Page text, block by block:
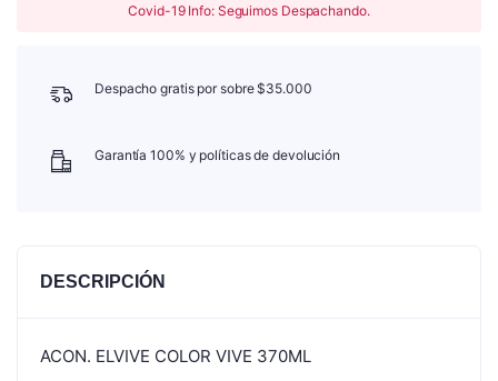
Covid-19 Info: Seguimos Despachando.
Despacho gratis por sobre $35.000
Garantía 100% y políticas de devolución
DESCRIPCIÓN
ACON. ELVIVE COLOR VIVE 370ML